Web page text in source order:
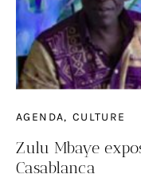
AGENDA CULTURE
Zulu Mbaye
Casablanca